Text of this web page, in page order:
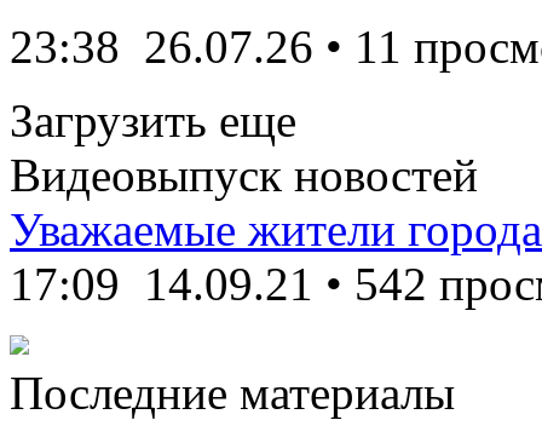
23:38 26.07.26 • 11
Загрузить еще
Видеовыпуск новостей
Уважаемые жители
17:09 14.09.21 • 542
Последние материалы